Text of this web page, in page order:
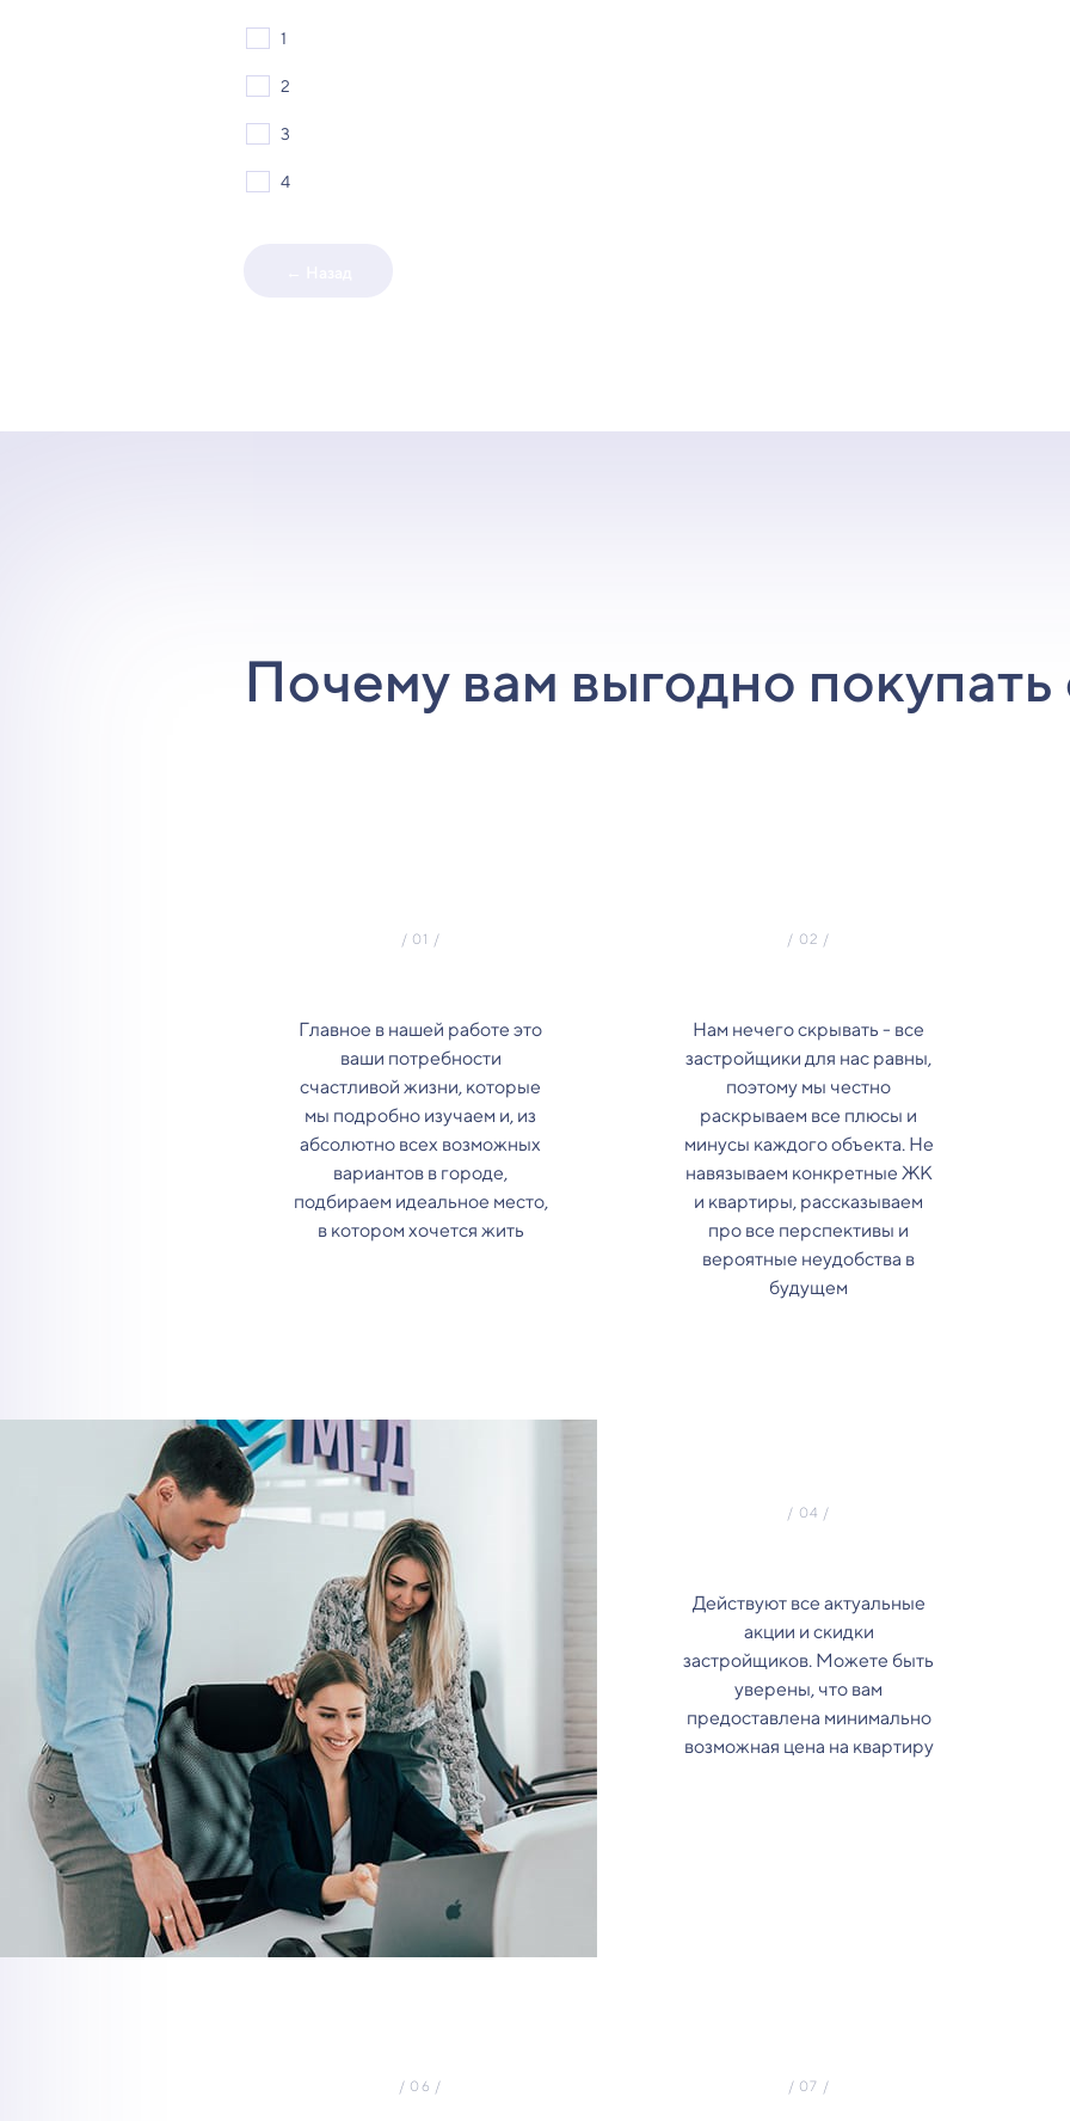
1
2
3
4
Почему вам выгодно покупать
Главное в нашей работе это
ваши потребности
счастливой жизни, которые
мы подробно изучаем и, из
абсолютно всех возможных
вариантов в городе,
подбираем идеальное место,
в котором хочется жить
Нам нечего скрывать - все
застройщики для нас равны,
поэтому мы честно
раскрываем все плюсы и
минусы каждого объекта. Не
навязываем конкретные ЖК
и квартиры, рассказываем
про все перспективы и
вероятные неудобства в
будущем
Действуют все актуальные
акции и скидки
застройщиков. Можете быть
уверены, что вам
предоставлена минимально
возможная цена на квартиру